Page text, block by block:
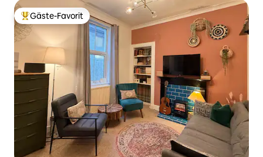
Beliebter Gäste-Favorit.
Gäste-Favorit